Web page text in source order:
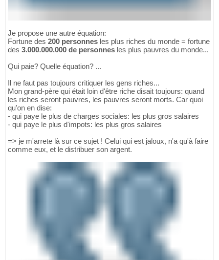
Je propose une autre équation:
Fortune des 200 personnes les plus riches du monde = fortune
des 3.000.000.000 de personnes les plus pauvres du monde...
Qui paie? Quelle équation? ...
Il ne faut pas toujours critiquer les gens riches...
Mon grand-père qui était loin d'être riche disait toujours: quand
les riches seront pauvres, les pauvres seront morts. Car quoi
qu'on en dise:
- qui paye le plus de charges sociales: les plus gros salaires
- qui paye le plus d'impots: les plus gros salaires
=> je m'arrete là sur ce sujet ! Celui qui est jaloux, n'a qu'à faire
comme eux, et le distribuer son argent.